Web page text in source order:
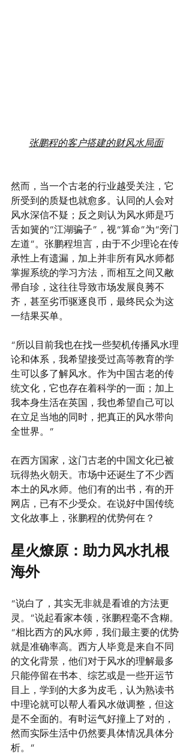
张鹏程的客户搭建的财风水局面
然而，当一个古老的行业越受关注，它
所受到的质疑也就愈多。认同的人会对
风水深信不疑；反之则认为风水师是巧
舌如簧的“江湖骗子”，视“算命”为“旁门
左道”。张鹏程坦言，由于不少理论在传
承性上有遗漏，加上并非所有风水师都
掌握系统的学习方法，而相互之间又敝
帚自珍，这往往导致市场发展良莠不
齐，甚至劣币驱逐良币，最终民众为这
一结果买单。
“所以目前我也在找一些契机传播风水理
论和体系，我希望接受过高等教育的学
生可以多了解风水。作为中国古老的传
统文化，它也存在着科学的一面；加上
我本身生活在英国，我也希望自己可以
在立足当地的同时，把真正的风水带向
全世界。”
在西方国家，这门古老的中国文化已被
玩得热火朝天。市场中还诞生了不少西
本土的风水师。他们有的出书，有的开
网店，已有不少受众。在说好中国传统
文化故事上，张鹏程的优势何在？
星火燎原：助力风水扎根
海外
“说白了，其实无非就是看谁的方法更
灵。”说起看家本领，张鹏程毫不含糊。
“相比西方的风水师，我们最主要的优势
就是准确率高。西方人毕竟是来自不同
的文化背景，他们对于风水的理解最多
只能停留在书本、综艺或是一些开运节
目上，学到的大多为皮毛，认为熟读书
中理论就可以帮人看风水做调整，但这
是不全面的。有时运气好撞上了对的，
然而实际生活中仍然要具体情况具体分
析。”